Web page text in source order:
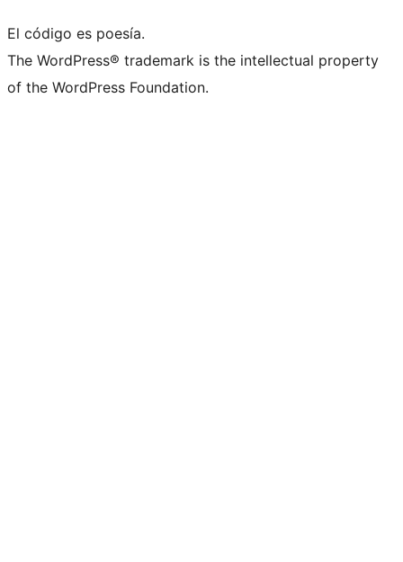
El código es poesía.
The WordPress® trademark is the intellectual property
of the WordPress Foundation.